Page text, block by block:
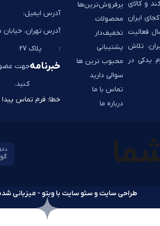
و کالای
ایران
به شما تحویل می‌دهد. به پشتوانه 14 سال فعالیت
تلاش
یدکی در
پرفروش‌ترین‌ها
محصولات
تخفیف‌دار
پشتیبانی
محبوب ترین ها
سوالی دارید
تماس با ما
درباره ما
آدرس ایمیل:
آدرس
:
تهران،
پلاک 27
خبرنامهجهت
کنید.
خطا: فرم تماس
طراحی سایت و سئو سایت با وبتو - میزبانی